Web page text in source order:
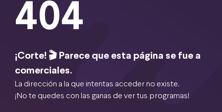
404
¡Corte! 🎬 Parece que esta página se fue a
comerciales.
La dirección a la que intentas acceder no existe.
¡No te quedes con las ganas de ver tus programas!